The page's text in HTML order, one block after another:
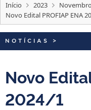
EDITAIS
TELEFONES
Início 2023 Novembro
Novo Edital PROFIAP ENA
NOTÍCIAS >
Novo
2024/1